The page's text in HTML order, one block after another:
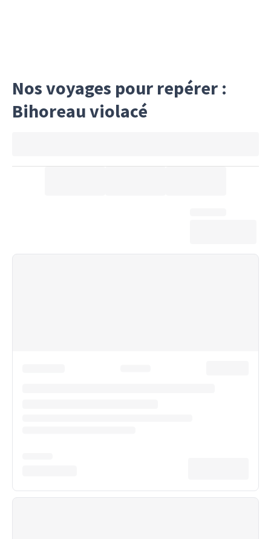
Nos voyages pour repérer :
Bihoreau violacé